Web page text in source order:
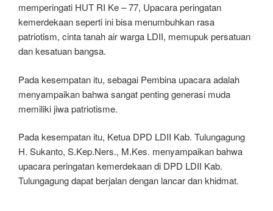
memperingati HUT RI Ke – 77, Upacara peringatan
kemerdekaan seperti ini bisa menumbuhkan rasa
patriotism, cinta tanah air warga LDII, memupuk persatuan
dan kesatuan bangsa.
Pada kesempatan itu, sebagai Pembina upacara adalah
menyampaikan bahwa sangat penting generasi muda
memiliki jiwa patriotisme.
Pada kesempatan itu, Ketua DPD LDII Kab. Tulungagung
H. Sukanto, S.Kep.Ners., M.Kes. menyampaikan bahwa
upacara peringatan kemerdekaan di DPD LDII Kab.
Tulungagung dapat berjalan dengan lancar dan khidmat.